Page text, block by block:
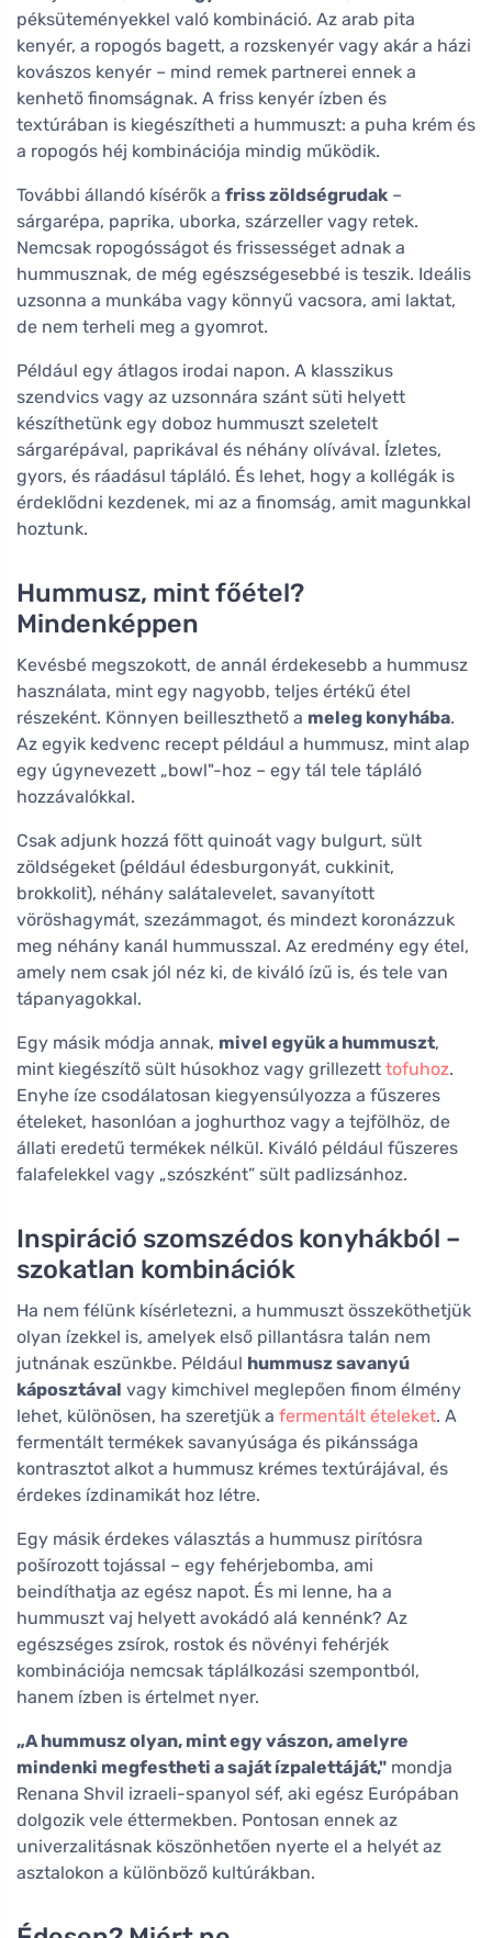
péksüteményekkel való kombináció. Az arab pita
kenyér, a ropogós bagett, a rozskenyér vagy akár a házi
kovászos kenyér – mind remek partnerei ennek a
kenhető finomságnak. A friss kenyér ízben és
textúrában is kiegészítheti a hummuszt: a puha krém és
a ropogós héj kombinációja mindig működik.
További állandó kísérők a friss zöldségrudak –
sárgarépa, paprika, uborka, szárzeller vagy retek.
Nemcsak ropogósságot és frissességet adnak a
hummusznak, de még egészségesebbé is teszik. Ideális
uzsonna a munkába vagy könnyű vacsora, ami laktat,
de nem terheli meg a gyomrot.
Például egy átlagos irodai napon. A klasszikus
szendvics vagy az uzsonnára szánt süti helyett
készíthetünk egy doboz hummuszt szeletelt
sárgarépával, paprikával és néhány olívával. Ízletes,
gyors, és ráadásul tápláló. És lehet, hogy a kollégák is
érdeklődni kezdenek, mi az a finomság, amit magunkkal
hoztunk.
Hummusz, mint főétel?
Mindenképpen
Kevésbé megszokott, de annál érdekesebb a hummusz
használata, mint egy nagyobb, teljes értékű étel
részeként. Könnyen beilleszthető a meleg konyhába.
Az egyik kedvenc recept például a hummusz, mint alap
egy úgynevezett „bowl"-hoz – egy tál tele tápláló
hozzávalókkal.
Csak adjunk hozzá főtt quinoát vagy bulgurt, sült
zöldségeket (például édesburgonyát, cukkinit,
brokkolit), néhány salátalevelet, savanyított
vöröshagymát, szezámmagot, és mindezt koronázzuk
meg néhány kanál hummusszal. Az eredmény egy étel,
amely nem csak jól néz ki, de kiváló ízű is, és tele van
tápanyagokkal.
Egy másik módja annak, mivel együk a hummuszt,
mint kiegészítő sült húsokhoz vagy grillezett tofuhoz.
Enyhe íze csodálatosan kiegyensúlyozza a fűszeres
ételeket, hasonlóan a joghurthoz vagy a tejfölhöz, de
állati eredetű termékek nélkül. Kiváló például fűszeres
falafelekkel vagy „szószként” sült padlizsánhoz.
Inspiráció szomszédos konyhákból –
szokatlan kombinációk
Ha nem félünk kísérletezni, a hummuszt összeköthetjük
olyan ízekkel is, amelyek első pillantásra talán nem
jutnának eszünkbe. Például hummusz savanyú
káposztával vagy kimchivel meglepően finom élmény
lehet, különösen, ha szeretjük a fermentált ételeket. A
fermentált termékek savanyúsága és pikánssága
kontrasztot alkot a hummusz krémes textúrájával, és
érdekes ízdinamikát hoz létre.
Egy másik érdekes választás a hummusz pirítósra
pošírozott tojással – egy fehérjebomba, ami
beindíthatja az egész napot. És mi lenne, ha a
hummuszt vaj helyett avokádó alá kennénk? Az
egészséges zsírok, rostok és növényi fehérjék
kombinációja nemcsak táplálkozási szempontból,
hanem ízben is értelmet nyer.
„A hummusz olyan, mint egy vászon, amelyre
mindenki megfestheti a saját ízpalettáját," mondja
Renana Shvil izraeli-spanyol séf, aki egész Európában
dolgozik vele éttermekben. Pontosan ennek az
univerzalitásnak köszönhetően nyerte el a helyét az
asztalokon a különböző kultúrákban.